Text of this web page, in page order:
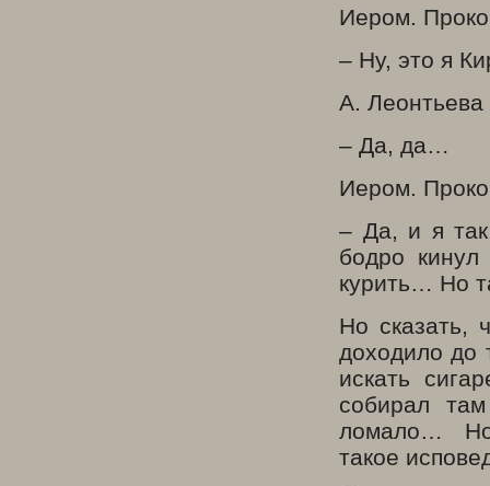
Иером.
– Ну, это я
А. Леонтьева
– Да, да…
Иером.
– Да, и я
бодро
курить… Но
Но сказать,
доходило до
искать
собирал
ломало…
такое